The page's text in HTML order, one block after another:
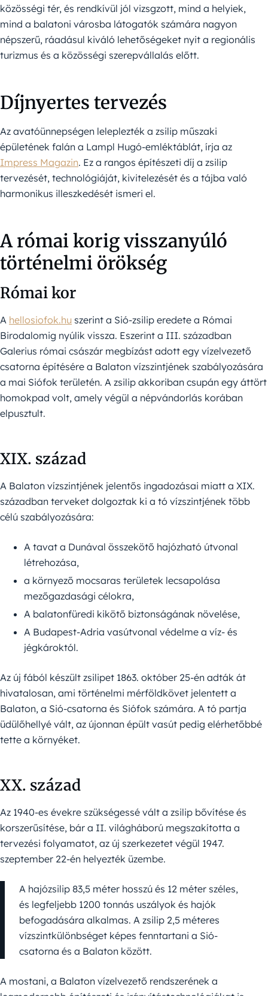
közösségi tér, és rendkívül jól vizsgzott, mind a helyiek,
mind a balatoni városba látogatók számára nagyon
népszerű, ráadásul kiváló lehetőségeket nyit a regionális
turizmus és a közösségi szerepvállalás előtt.
Díjnyertes tervezés
Az avatóünnepségen leleplezték a zsilip műszaki
épületének falán a Lampl Hugó-emléktáblát, írja az
Impress Magazin. Ez a rangos építészeti díj a zsilip
tervezését, technológiáját, kivitelezését és a tájba való
harmonikus illeszkedését ismeri el.
A római korig visszanyúló
történelmi örökség
Római kor
A hellosiofok.hu szerint a Sió-zsilip eredete a Római
Birodalomig nyúlik vissza. Eszerint a III. században
Galerius római császár megbízást adott egy vízelvezető
csatorna építésére a Balaton vízszintjének szabályozására
a mai Siófok területén. A zsilip akkoriban csupán egy áttört
homokpad volt, amely végül a népvándorlás korában
elpusztult.
XIX. század
A Balaton vízszintjének jelentős ingadozásai miatt a XIX.
században terveket dolgoztak ki a tó vízszintjének több
célú szabályozására:
A tavat a Dunával összekötő hajózható útvonal
létrehozása,
a környező mocsaras területek lecsapolása
mezőgazdasági célokra,
A balatonfüredi kikötő biztonságának növelése,
A Budapest-Adria vasútvonal védelme a víz- és
jégkároktól.
Az új fából készült zsilipet 1863. október 25-én adták át
hivatalosan, ami történelmi mérföldkövet jelentett a
Balaton, a Sió-csatorna és Siófok számára. A tó partja
üdülőhellyé vált, az újonnan épült vasút pedig elérhetőbbé
tette a környéket.
XX. század
Az 1940-es évekre szükségessé vált a zsilip bővítése és
korszerűsítése, bár a II. világháború megszakította a
tervezési folyamatot, az új szerkezetet végül 1947.
szeptember 22-én helyezték üzembe.
A hajózsilip 83,5 méter hosszú és 12 méter széles,
és legfeljebb 1200 tonnás uszályok és hajók
befogadására alkalmas. A zsilip 2,5 méteres
vízszintkülönbséget képes fenntartani a Sió-
csatorna és a Balaton között.
A mostani, a Balaton vízelvezető rendszerének a